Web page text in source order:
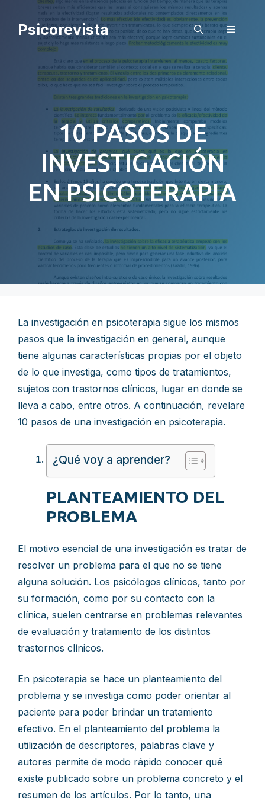
contenido
Psicorevista Menú
10 PASOS DE
INVESTIGACIÓN
EN PSICOTERAPIA
La investigación en psicoterapia sigue los mismos
pasos que la investigación en general, aunque
tiene algunas características propias por el objeto
de lo que investiga, como tipos de tratamientos,
sujetos con trastornos clínicos, lugar en donde se
lleva a cabo, entre otros. A continuación, revelare
10 pasos de una investigación en psicoterapia.
¿Qué voy a aprender?
PLANTEAMIENTO DEL
PROBLEMA
El motivo esencial de una investigación es tratar de
resolver un problema para el que no se tiene
alguna solución. Los psicólogos clínicos, tanto por
su formación, como por su contacto con la
clínica, suelen centrarse en problemas relevantes
de evaluación y tratamiento de los distintos
trastornos clínicos.
En psicoterapia se hace un planteamiento del
problema y se investiga como poder orientar al
paciente para poder brindar un tratamiento
efectivo. En el planteamiento del problema la
utilización de descriptores, palabras clave y
autores permite de modo rápido conocer qué
existe publicado sobre un problema concreto y el
resumen de los artículos. Por lo tanto, una